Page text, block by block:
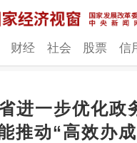
网站地图
财经 社会
财经 社会 股票 信
省进一步优化政
推动“高效办